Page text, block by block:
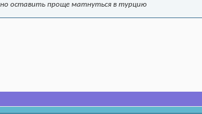
оставить проще матнуться в турцию